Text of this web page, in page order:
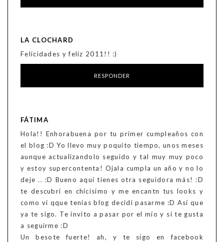
LA CLOCHARD
Felicidades y feliz 2011!! :)
RESPONDER
FÁTIMA
Hola!! Enhorabuena por tu primer cumpleaños con
el blog :D Yo llevo muy poquito tiempo, unos meses
aunque actualizandolo seguido y tal muy muy poco
y estoy supercontenta! Ojala cumpla un año y no lo
deje .. :D Bueno aquí tienes otra seguidora más! :D
te descubrí en chicisimo y me encantn tus looks y
como vi qque tenías blog decidi pasarme :D Así que
ya te sigo. Te invito a pasar por el mío y si te gusta
a seguirme :D
Un besote fuerte! ah, y te sigo en facebook